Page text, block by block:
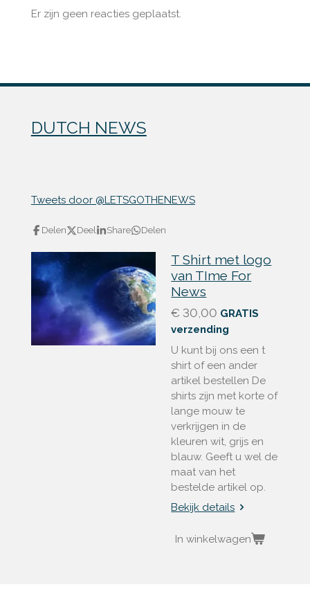
Er zijn geen reacties geplaatst.
DUTCH NEWS
Tweets door @LETSGOTHENEWS
Delen Deel Share Delen
T Shirt met logo
van TIme For
News
€ 30,00 GRATIS
verzending
U kunt bij ons een t
shirt of een ander
artikel bestellen De
shirts zijn met korte of
lange mouw te
verkrijgen in de
kleuren wit, grijs en
blauw. Geeft u wel de
maat van het
bestelde artikel op.
Bekijk details
In winkelwagen